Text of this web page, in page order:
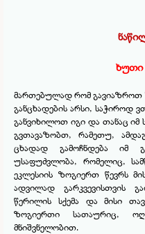
ხუთი
მართებულად რომ გავიაზროთ
განცხადების არსი, საჭიროდ
განვიხილოთ იგი და თანაც იმ
გვთავაზობთ, რამეთუ,
ცხადად გამოჩნდება იმ
უსაფუძვლობა, რომელიც,
ეკლესიის ზოგიერთ წევრს
ადვილად გარკვევისთვის
წერილის სქემა და მისი
ზოგიერთი სათაურიც,
მნიშვნელობით.